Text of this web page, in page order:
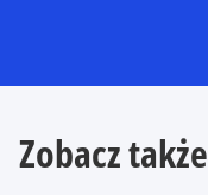
Zobacz także